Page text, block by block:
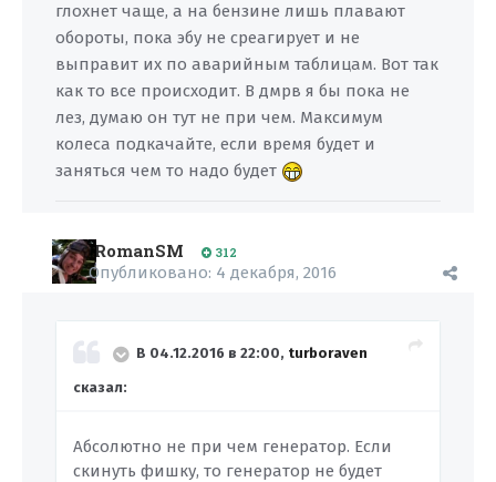
глохнет чаще, а на бензине лишь плавают
обороты, пока эбу не среагирует и не
выправит их по аварийным таблицам. Вот так
как то все происходит. В дмрв я бы пока не
лез, думаю он тут не при чем. Максимум
колеса подкачайте, если время будет и
заняться чем то надо будет
RomanSM 312
Опубликовано: 4 декабря, 2016
В 04.12.2016 в 22:00, turboraven
сказал:
Абсолютно не при чем генератор. Если
скинуть фишку, то генератор не будет